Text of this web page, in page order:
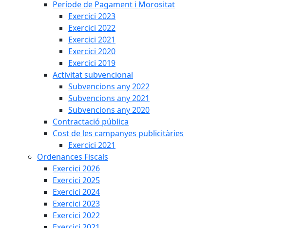
Període de Pagament i Morositat
Exercici 2023
Exercici 2022
Exercici 2021
Exercici 2020
Exercici 2019
Activitat subvencional
Subvencions any 2022
Subvencions any 2021
Subvencions any 2020
Contractació pública
Cost de les campanyes publicitàries
Exercici 2021
Ordenances Fiscals
Exercici 2026
Exercici 2025
Exercici 2024
Exercici 2023
Exercici 2022